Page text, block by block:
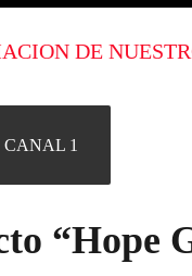
DE
CANAL 1
“Hope